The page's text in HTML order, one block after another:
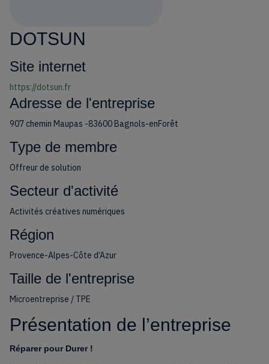
DOTSUN
Site internet
https://dotsun.fr
Adresse de l'entreprise
907 chemin Maupas -83600 Bagnols-enForêt
Type de membre
Offreur de solution
Secteur d'activité
Activités créatives numériques
Région
Provence-Alpes-Côte d’Azur
Taille de l'entreprise
Microentreprise / TPE
Présentation de l’entreprise
Réparer pour Durer !